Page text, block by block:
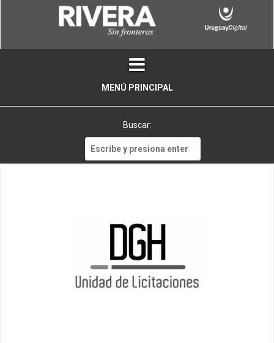
MENÚ PRINCIPAL
Buscar: